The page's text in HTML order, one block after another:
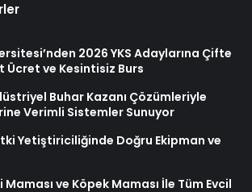
2026 YKS Adaylarına Çifte
Ücret ve Kesintisiz Burs
Buhar Kazanı Çözümleriyle
Verimli Sistemler Sunuyor
Yetiştiriciliğinde Doğru Ekipman ve
ve Köpek Maması İle Tüm Evcil